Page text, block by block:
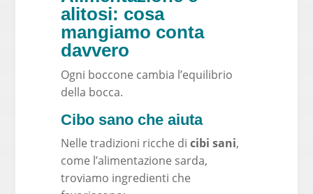
alitosi: cosa
mangiamo conta
davvero
Ogni boccone cambia l’equilibrio
della bocca.
Cibo sano che aiuta
Nelle tradizioni ricche di cibi sani,
come l’alimentazione sarda,
troviamo ingredienti che